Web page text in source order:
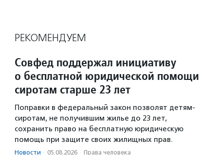
РЕКОМЕНДУЕМ
Совфед поддержал инициативу
о бесплатной юридической помощи
сиротам старше 23 лет
Поправки в федеральный закон позволят детям-
сиротам, не получившим жилье до 23 лет,
сохранить право на бесплатную юридическую
помощь при защите своих жилищных прав.
Новости · 05.08.2026 · Права человека